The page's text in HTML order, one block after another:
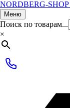
NORDBERG-SHOP
Меню
Поиск по товарам...
×